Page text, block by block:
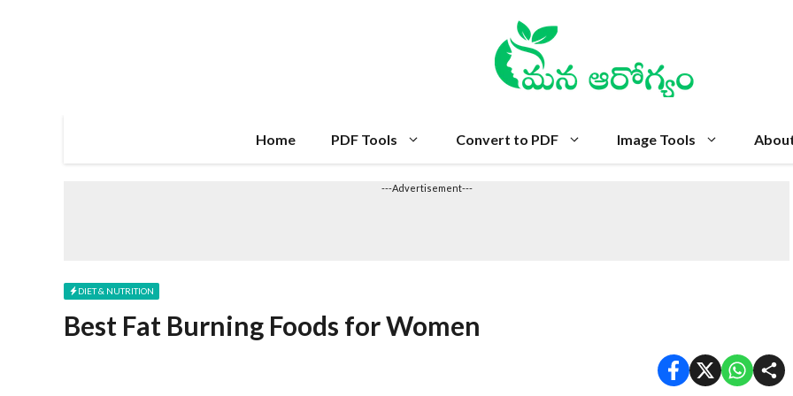
Home PDF Tools Convert to PDF Image Tools
---Advertisement---
DIET & NUTRITION
Best Fat Burning Foods for Women